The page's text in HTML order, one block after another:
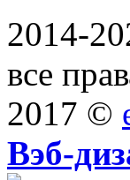
2014-
все
2017 ©
Вэб-